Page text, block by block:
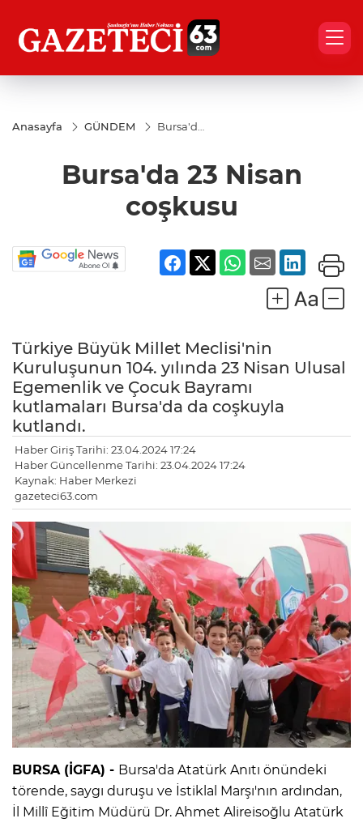
Anasayfa GÜNDEM
Bursa'da
Bursa'da 23 Nisan
coşkusu
Türkiye Büyük Millet Meclisi'nin
Kuruluşunun 104. yılında 23 Nisan Ulusal
Egemenlik ve Çocuk Bayramı
kutlamaları Bursa'da da coşkuyla
kutlandı.
Haber Giriş Tarihi: 23.04.2024 17:24
Haber Güncellenme Tarihi: 23.04.2024 17:24
Kaynak: Haber Merkezi
gazeteci63.com
BURSA (İGFA) - Bursa'da Atatürk Anıtı önündeki
törende, saygı duruşu ve İstiklal Marşı'nın ardından,
İl Millî Eğitim Müdürü Dr. Ahmet Alireisoğlu Atatürk